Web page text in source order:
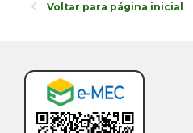
Voltar para página inicial